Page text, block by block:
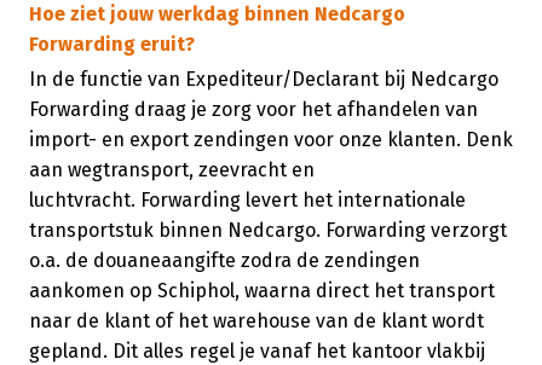
Hoe ziet jouw werkdag binnen Nedcargo
Forwarding eruit?
In de functie van Expediteur/Declarant bij Nedcargo
Forwarding draag je zorg voor het afhandelen van
import- en export zendingen voor onze klanten. Denk
aan wegtransport, zeevracht en
luchtvracht. Forwarding levert het internationale
transportstuk binnen Nedcargo. Forwarding verzorgt
o.a. de douaneaangifte zodra de zendingen
aankomen op Schiphol, waarna direct het transport
naar de klant of het warehouse van de klant wordt
gepland. Dit alles regel je vanaf het kantoor vlakbij